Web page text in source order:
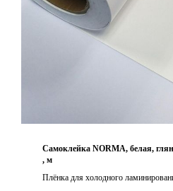
Cамоклейка NORMA, белая,
, м
Плёнка для холодного